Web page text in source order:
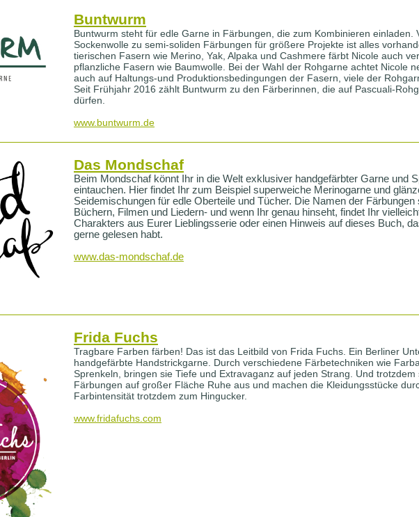
Buntwurm
Buntwurm steht für edle Garne in Färbungen, die zum Kombinieren einladen.
Sockenwolle zu semi-soliden Färbungen für größere Projekte ist alles
tierischen Fasern wie Merino, Yak, Alpaka und Cashmere färbt Nicole auch
pflanzliche Fasern wie Baumwolle. Bei der Wahl der Rohgarne achtet Nicole
auch auf Haltungs-und Produktionsbedingungen der Fasern, viele der
Seit Frühjahr 2016 zählt Buntwurm zu den Färberinnen, die auf Pascuali-
dürfen.
www.buntwurm.de
Das Mondschaf
Beim Mondschaf könnt Ihr in die Welt exklusiver handgefärbter Garne und
eintauchen. Hier findet Ihr zum Beispiel superweiche Merinogarne und
Seidemischungen für edle Oberteile und Tücher. Die Namen der
Büchern, Filmen und Liedern- und wenn Ihr genau hinseht, findet Ihr
Charakters aus Eurer Lieblingsserie oder einen Hinweis auf dieses Buch,
gerne gelesen habt.
www.das-mondschaf.de
Frida Fuchs
Tragbare Farben färben! Das ist das Leitbild von Frida Fuchs. Ein Berliner
handgefärbte Handstrickgarne. Durch verschiedene Färbetechniken wie
Sprenkeln, bringen sie Tiefe und Extravaganz auf jeden Strang. Und trotzdem
Färbungen auf großer Fläche Ruhe aus und machen die Kleidungsstücke
Farbintensität trotzdem zum Hingucker.
www.fridafuchs.com